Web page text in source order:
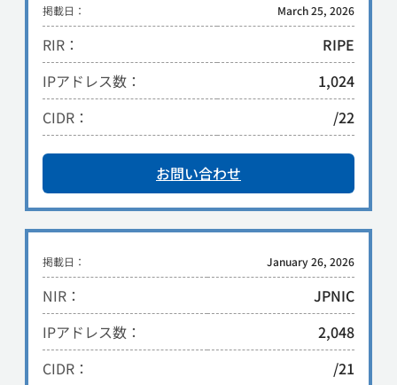
掲載日： March 25, 2026
RIR：
RIPE
IPアドレス数：
1,024
CIDR：
/22
お問い合わせ
掲載日： January 26, 2026
NIR：
JPNIC
IPアドレス数：
2,048
CIDR：
/21